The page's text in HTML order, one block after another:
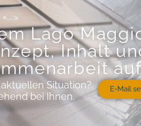
Lago
Inhalt
Situation?
bei Ihnen.
E-Mail